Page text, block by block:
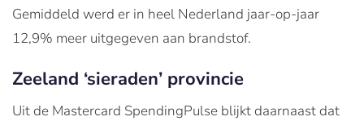
Gemiddeld werd er in heel Nederland jaar-op-jaar
12,9% meer uitgegeven aan brandstof.
Zeeland ‘sieraden’ provincie
Uit de Mastercard SpendingPulse blijkt daarnaast dat